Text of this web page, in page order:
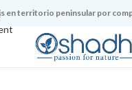
en territorio peninsular por